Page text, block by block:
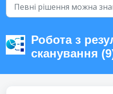
Робота з
сканування